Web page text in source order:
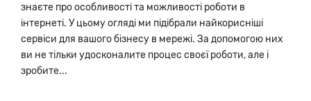
знаєте про особливості та можливості роботи в
інтернеті. У цьому огляді ми підібрали найкорисніші
сервіси для вашого бізнесу в мережі. За допомогою них
ви не тільки удосконалите процес своєї роботи, але і
зробите...